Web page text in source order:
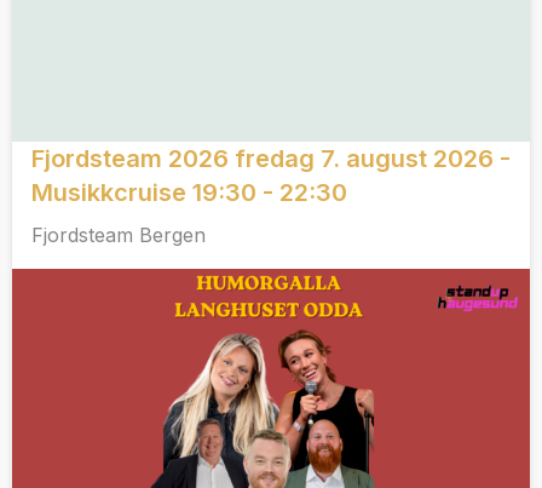
Fjordsteam 2026 fredag 7. august 2026 -
Musikkcruise 19:30 - 22:30
Fjordsteam Bergen